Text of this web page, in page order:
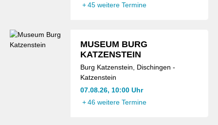
+ 45 weitere Termine
MUSEUM BURG
KATZENSTEIN
Burg Katzenstein, Dischingen -
Katzenstein
07.08.26, 10:00 Uhr
+ 46 weitere Termine